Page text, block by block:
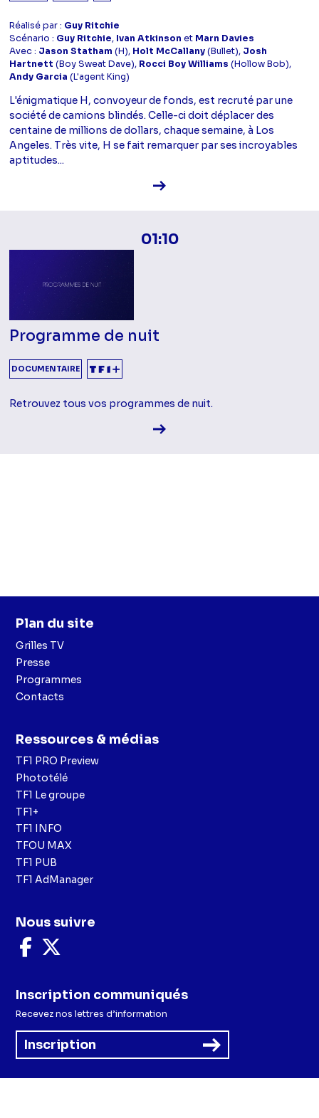
Réalisé par : Guy Ritchie
Scénario : Guy Ritchie, Ivan Atkinson et Marn Davies
Avec : Jason Statham (H), Holt McCallany(Bullet), Josh
Hartnett (Boy Sweat Dave), Rocci Boy Williams (Hollow Bob),
Andy Garcia (L'agent King)
L'énigmatique H, convoyeur de fonds, est recruté par une
société de camions blindés. Celle-ci doit déplacer des
centaine de millions de dollars, chaque semaine, à Los
Angeles. Très vite, H se fait remarquer par ses incroyables
aptitudes...
Voir la fiche diffusion
01:10
Programme de nuit
DOCUMENTAIRE
Retrouvez tous vos programmes de nuit.
Voir la fiche diffusion
Plan du site
Grilles TV
Presse
Programmes
Contacts
Ressources & médias
TF1 PRO Preview
Phototélé
TF1 Le groupe
TF1+
TF1 INFO
TFOU MAX
TF1 PUB
TF1 AdManager
Nous suivre
Nous
suivre
Facebook
X
Inscription communiqués
Recevez nos lettres d’information
Inscription